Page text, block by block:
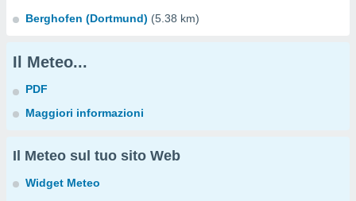
Berghofen (Dortmund) (5.38 km)
Il Meteo...
PDF
Maggiori informazioni
Il Meteo sul tuo sito Web
Widget Meteo